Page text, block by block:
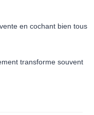
en cochant bien tous
transforme souvent